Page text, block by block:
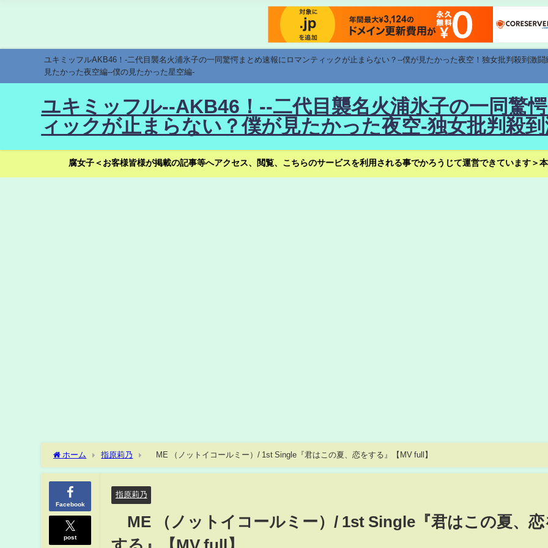
ユキミッフルAKB46！-二代目襲名火浦氷子の一同驚愕まとめ速報にロマンティックが止まらない？--僕が見たかった夜空！独女批判殺到激
見たかった夜空編--僕の見たかった星空編-
ユキミッフル--AKB46！--二代目襲名火浦氷子の一同驚
ィックが止まらない？僕が見たかった夜空-独女批判殺
腐女子＜お客様皆様が掲載の記事等へアクセス、閲覧、こちらのサービスを利用される事でかろうじて運営できています＞
ホーム 指原莉乃 ≠ME （ノットイコールミー）/ 1st Single『君はこの夏、恋をする』【MV full】
Facebook
post
指原莉乃
≠ME （ノットイコールミー）/ 1st Single『君はこの夏、恋